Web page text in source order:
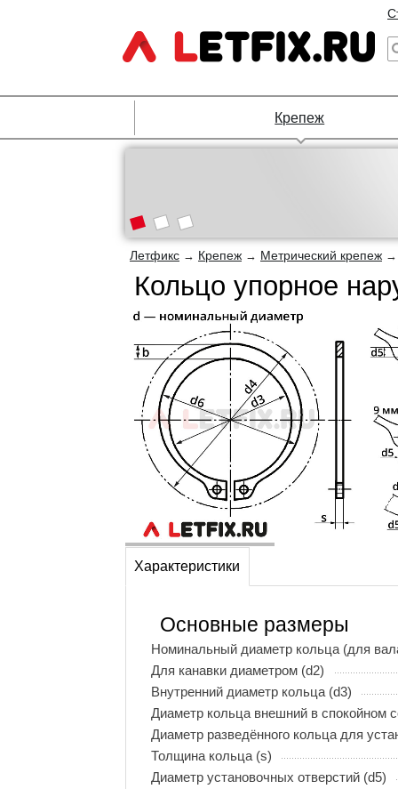
Крепеж
Летфикс → Крепеж → Метрический крепеж
Кольцо упорное
Характеристики
Основные размеры
Номинальный диаметр кольца (для
Для канавки диаметром (d2)
Внутренний диаметр кольца (d3)
Диаметр кольца внешний в спокойном
Диаметр разведённого кольца для
Толщина кольца (s)
Диаметр установочных отверстий (d5)